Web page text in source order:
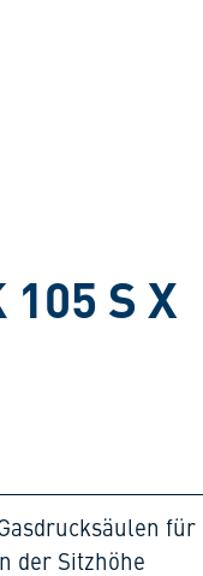
105 S X
für
der Sitzhöhe